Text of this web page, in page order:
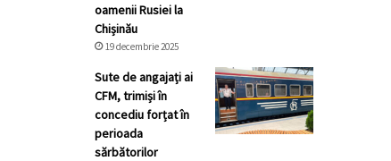
oamenii Rusiei la
Chișinău
19 decembrie 2025
Sute de angajați ai
CFM, trimiși în
concediu forțat în
perioada
sărbătorilor